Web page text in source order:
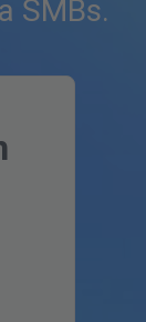
SMBs.